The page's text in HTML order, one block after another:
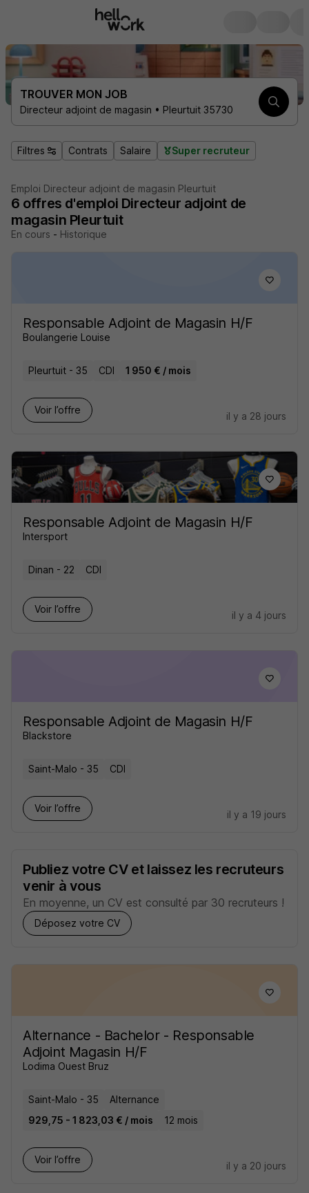
TROUVER MON JOB
Directeur adjoint de magasin • Pleurtuit 35730
Filtres Contrats Salaire Super recruteur
Emploi Directeur adjoint de magasin Pleurtuit
6 offres d'emploi Directeur adjoint de
magasin Pleurtuit
En cours - Historique
Responsable Adjoint de Magasin H/F
Boulangerie Louise
Pleurtuit - 35 CDI 1 950 € / mois
Voir l’offre
il y a 28 jours
Responsable Adjoint de Magasin H/F
Intersport
Dinan - 22 CDI
Voir l’offre
il y a 4 jours
Responsable Adjoint de Magasin H/F
Blackstore
Saint-Malo - 35 CDI
Voir l’offre
il y a 19 jours
Publiez votre CV et laissez les recruteurs
venir à vous
En moyenne, un CV est consulté par 30 recruteurs !
Déposez votre CV
Alternance - Bachelor - Responsable
Adjoint Magasin H/F
Lodima Ouest Bruz
Saint-Malo - 35
Alternance
929,75 - 1 823,03 € / mois
12 mois
Voir l’offre
il y a 20 jours